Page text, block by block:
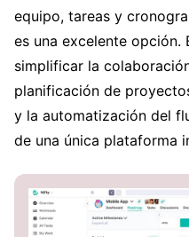
equipo, tareas y
es una excelente opción.
simplificar la
planificación de
y la automatización del
de una única plataforma